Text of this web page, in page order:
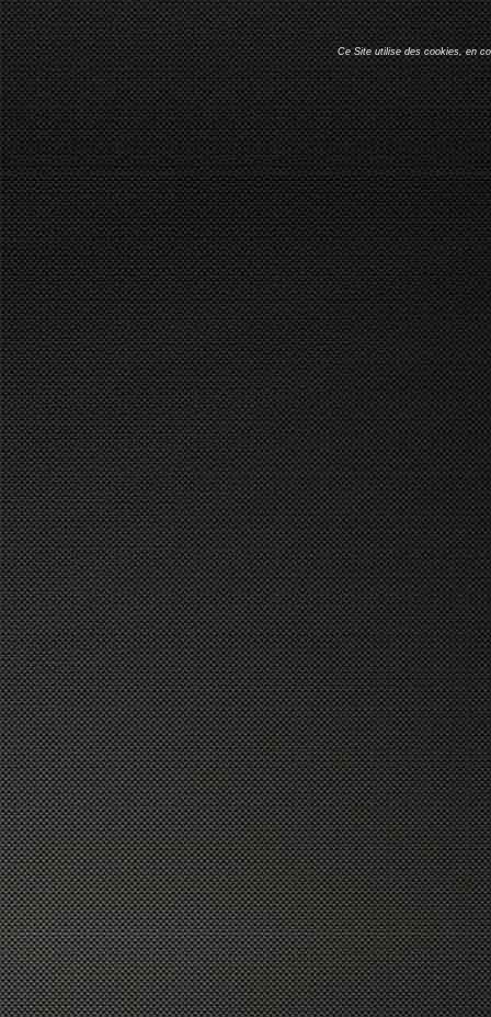
Ce Site utilise des cookies, en